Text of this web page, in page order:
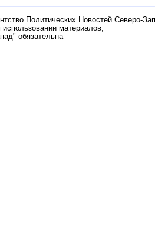
Политических Новостей Северо-
материалов,
обязательна